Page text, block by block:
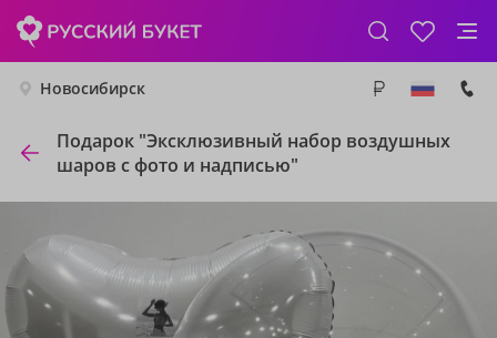
Новосибирск
Подарок "Эксклюзивный набор воздушных
шаров с фото и надписью"